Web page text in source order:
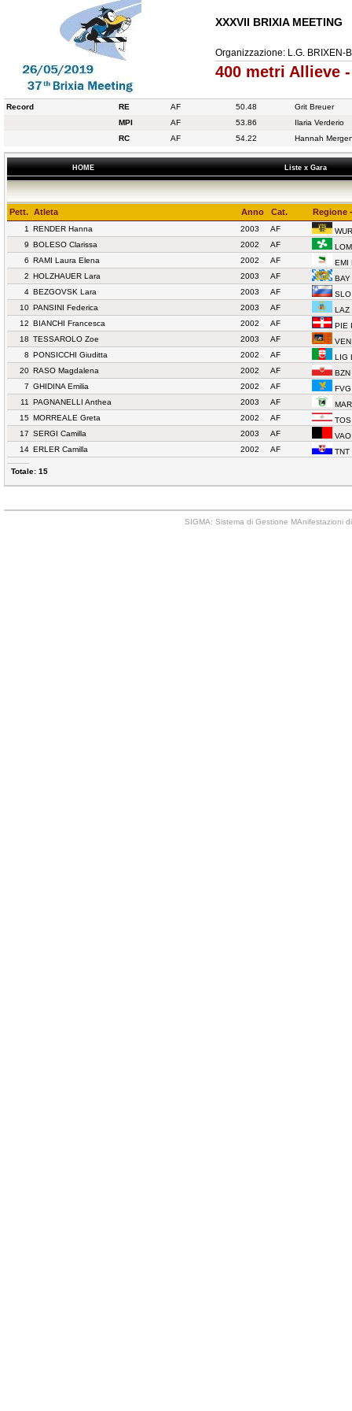
XXXVII BRIXIA MEETING
Organizzazione: L.G. BRIXEN-
400 metri Allieve -
Record RE AF 50.48
Grit Breuer
MPI
AF 53.86
Ilaria Verderio
RC
AF 54.22 Hannah
HOME Liste x Gara
Pett. Atleta Anno Cat. Regione
1 RENDER Hanna 2003 AF
9 BOLESO Clarissa 2002 AF
6 RAMI Laura Elena 2002 AF
EMI
2 HOLZHAUER Lara 2003 AF
BAY
4 BEZGOVSK Lara 2003 AF
10 PANSINI Federica 2003 AF
LAZ
12 BIANCHI Francesca 2002 AF
PIE
18 TESSAROLO Zoe 2003 AF
8 PONSICCHI Giuditta 2002 AF
LIG
20 RASO Magdalena 2002 AF
BZN
7 GHIDINA Emilia 2002 AF
11
PAGNANELLI Anthea 2003 AF
15 MORREALE Greta 2002 AF
17 SERGI Camilla 2003 AF
14 ERLER Camilla 2002 AF TNT
Totale: 15
SIGMA: Sistema di Gestione MAnifestazioni